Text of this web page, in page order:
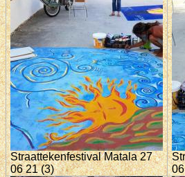
Straattekenfestival Matala 27
06 21 (3)